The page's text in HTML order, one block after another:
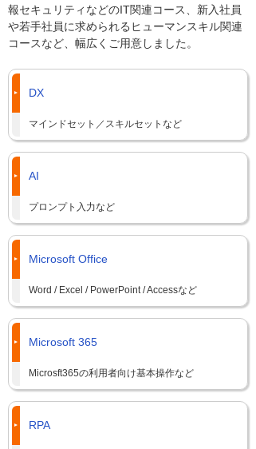
報セキュリティなどのIT関連コース、新入社員
や若手社員に求められるヒューマンスキル関連
コースなど、幅広くご用意しました。
DX
マインドセット／スキルセットなど
AI
プロンプト入力など
Microsoft Office
Word / Excel / PowerPoint / Accessなど
Microsoft 365
Microsft365の利用者向け基本操作など
RPA